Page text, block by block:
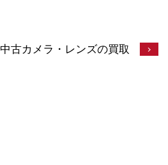
中古カメラ・レンズの買取